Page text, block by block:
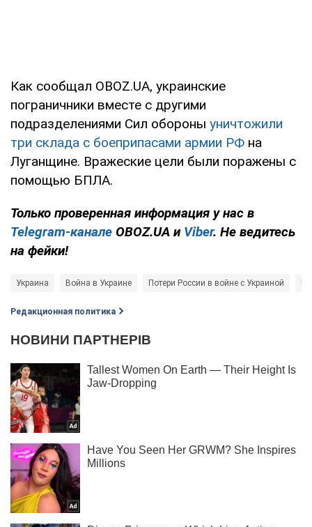
Как сообщал OBOZ.UA, украинские
пограничники вместе с другими
подразделениями Сил обороны уничтожили
три склада с боеприпасами армии РФ на
Луганщине. Вражеские цели были поражены с
помощью БПЛА.
Только проверенная информация у нас в
Telegram-канале OBOZ.UA и Viber. Не ведитесь
на фейки!
Украина Война в Украине Потери России в войне с Украиной
Редакционная политика